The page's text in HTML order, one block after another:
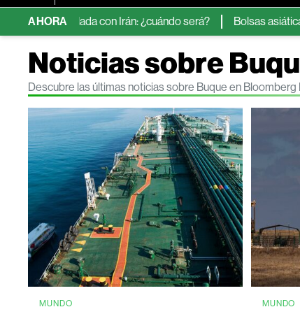
AHORA
con Irán: ¿cuándo será? Bolsas asiáticas suben
Noticias sobre
Descubre las últimas noticias sobre Buque en Bloomberg
MUNDO MUNDO